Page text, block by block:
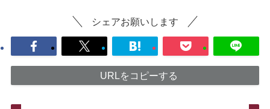
シェアお願いします
URLをコピーする